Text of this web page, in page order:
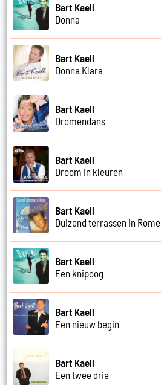
Bart Kaell
Donna
Bart Kaell
Donna Klara
Bart Kaell
Dromendans
Bart Kaell
Droom in kleuren
Bart Kaell
Duizend terrassen in Rome
Bart Kaell
Een knipoog
Bart Kaell
Een nieuw begin
Bart Kaell
Een twee drie